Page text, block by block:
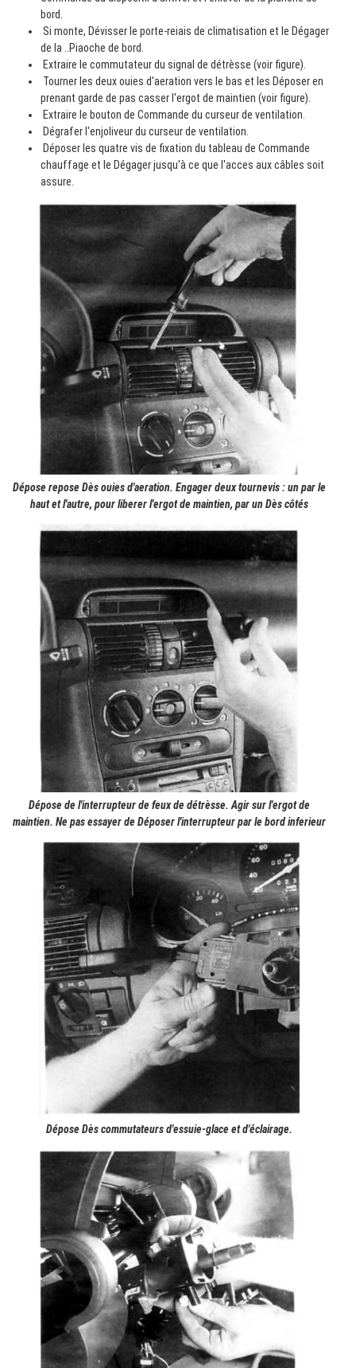
bord.
Si monte, Dévisser le porte-reiais de climatisation et le Dégager
de la ..Piaoche de bord.
Extraire le commutateur du signal de détrèsse (voir figure).
Tourner les deux ouies d'aeration vers le bas et les Déposer en
prenant garde de pas casser l'ergot de maintien (voir figure).
Extraire le bouton de Commande du curseur de ventilation.
Dégrafer l'enjoliveur du curseur de ventilation.
Déposer les quatre vis de fixation du tableau de Commande
chauffage et le Dégager jusqu'à ce que l'acces aux câbles soit
assure.
Dépose repose Dès ouies d'aeration. Engager deux tournevis : un par le
haut et l'autre, pour liberer l'ergot de maintien, par un Dès côtés
Dépose de l'interrupteur de feux de détrèsse. Agir sur l'ergot de
maintien. Ne pas essayer de Déposer l'interrupteur par le bord inferieur
Dépose Dès commutateurs d'essuie-glace et d'éclairage.